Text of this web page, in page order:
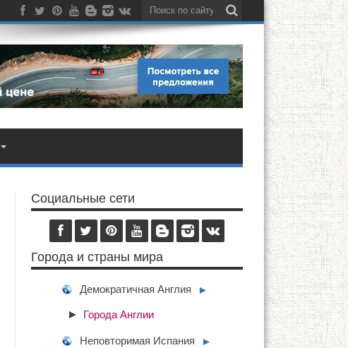
Социальные сети
Города и страны мира
Демократичная Англия ►
Города Англии
Неповторимая Испания ►